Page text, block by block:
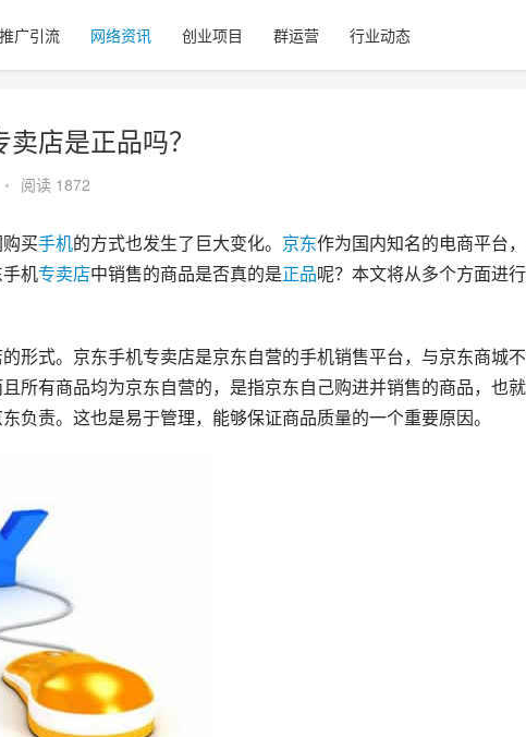
推广引流 网络资讯 创业项目 群运营 行业动态
店是正品吗？
• 阅读 1872
购买
手机的方式也发生了巨大变化。 京东作为国内知名的电商平台
机专卖店中销售的商品是否真的是正品呢？本文将从多个方面进
所有商品均为京东自营的，是指京东自己购进并销售的商品，也
负责。这也是易于管理，能够保证商品质量的一个重要原因。